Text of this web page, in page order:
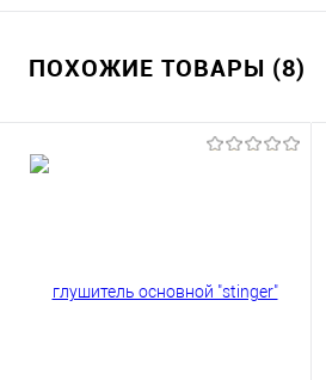
ПОХОЖИЕ ТОВАРЫ (8)